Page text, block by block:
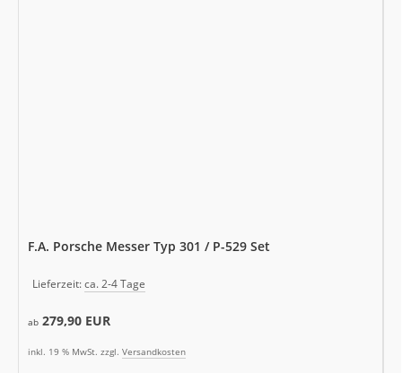
F.A. Porsche Messer Typ 301 / P-529 Set
Lieferzeit:ca. 2-4 Tage
ab 279,90 EUR
inkl. 19 % MwSt. zzgl. Versandkosten